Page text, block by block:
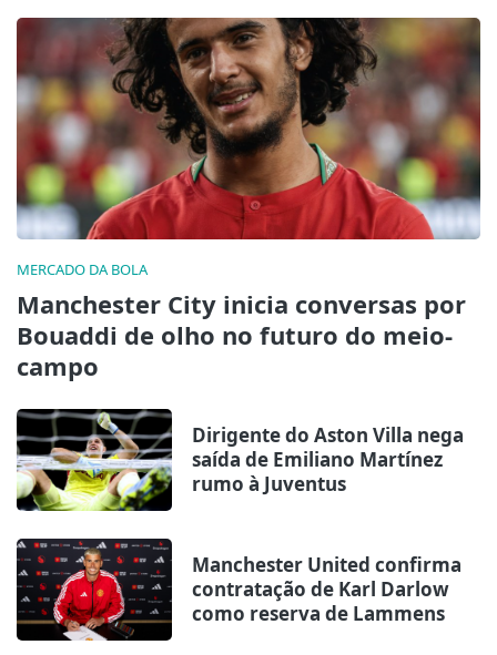
MERCADO DA BOLA
Manchester City inicia conversas por
Bouaddi de olho no futuro do meio-
campo
Dirigente do Aston Villa nega
saída de Emiliano Martínez
rumo à Juventus
Manchester United confirma
contratação de Karl Darlow
como reserva de Lammens